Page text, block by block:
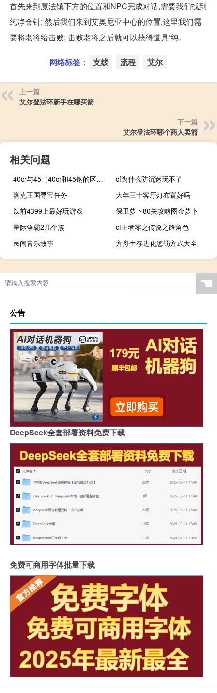
首先来到魔法镇下方的位置和NPC完成对话,需要我们找到
纯净金针; 然后我们来到艾奥尼亚中心的位置,这里我们需
要将老将给击败; 击败老将之后就可以获得道具“纯。
网络标签： 支线 流程 艾尔
上一篇
艾尔登法环新手在哪买箭
下一篇
艾尔登法环哪个商人卖箭
相关问题
40cr与45（40cr和45钢的区别）
cf为什么防沉迷玩不了
洛克王国寻宝任务
大年三十客厅灯布置好吗
以前4399上最好玩游戏
保卫萝卜80关攻略图金萝卜
星际争霸2几个族
cf王者零之传说之路角色
民间音乐故事
方舟生存进化惩罚方式大全
☚
公告
DeepSeek全套部署资料免费下载
免费可商用字体批量下载